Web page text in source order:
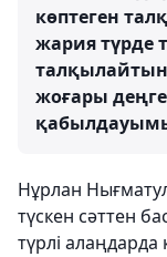
көптеген
жария түрде
жоғары
Нұрлан
түскен сәттен
түрлі